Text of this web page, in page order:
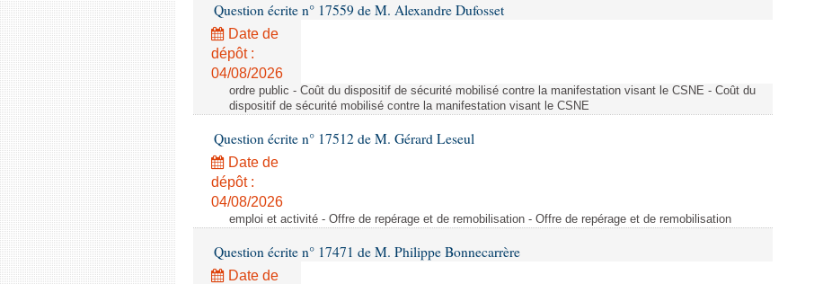
Question écrite n° 17559 de M. Alexandre Dufosset
Date de
dépôt :
04/08/2026
ordre public - Coût du dispositif de sécurité mobilisé contre la manifestation visant le CSNE - Coût du
dispositif de sécurité mobilisé contre la manifestation visant le CSNE
Question écrite n° 17512 de M. Gérard Leseul
Date de
dépôt :
04/08/2026
emploi et activité - Offre de repérage et de remobilisation - Offre de repérage et de remobilisation
Question écrite n° 17471 de M. Philippe Bonnecarrère
Date de